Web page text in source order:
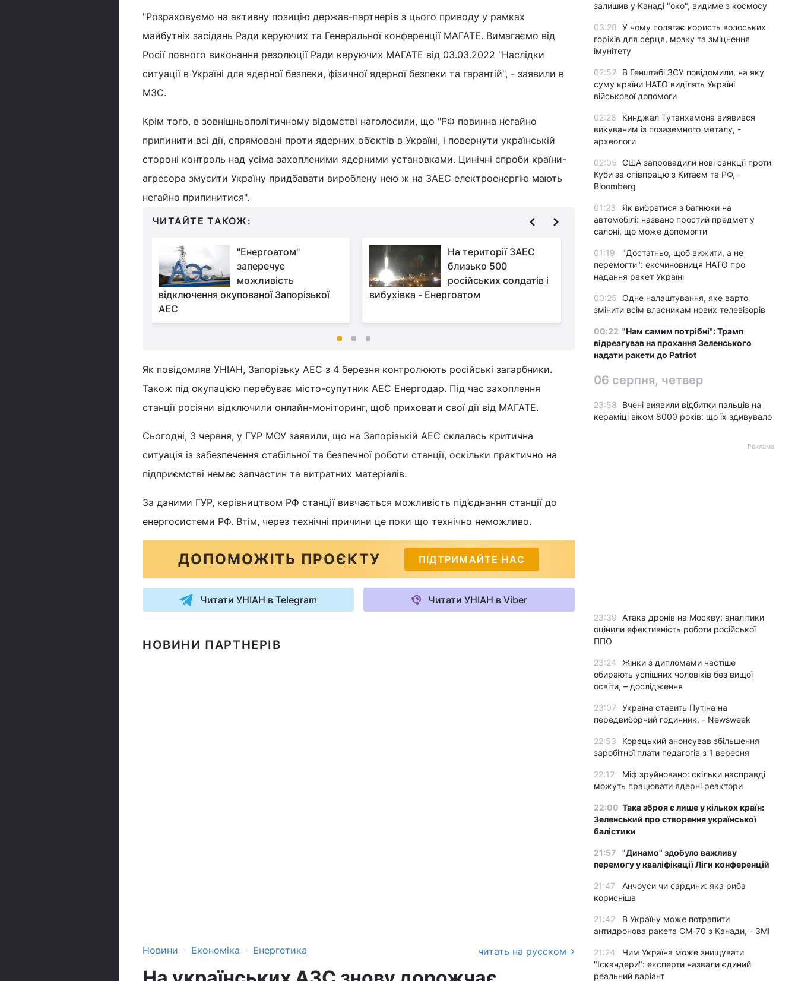
"Розраховуємо на активну позицію держав-партнерів з цього приводу у рамках
майбутніх засідань Ради керуючих та Генеральної конференції МАГАТЕ. Вимагаємо від
Росії повного виконання резолюції Ради керуючих МАГАТЕ від 03.03.2022 "Наслідки
ситуації в Україні для ядерної безпеки, фізичної ядерної безпеки та гарантій", - заявили в
МЗС.
Крім того, в зовнішньополітичному відомстві наголосили, що "РФ повинна негайно
припинити всі дії, спрямовані проти ядерних об’єктів в Україні, і повернути українській
стороні контроль над усіма захопленими ядерними установками. Цинічні спроби країни-
агресора змусити Україну придбавати вироблену нею ж на ЗАЕС електроенергію мають
негайно припинитися".
ЧИТАЙТЕ ТАКОЖ:
"Енергоатом"
заперечує
можливість
відключення окупованої Запорізької
АЕС
На території ЗАЕС
близько 500
російських солдатів і
вибухівка - Енергоатом
В РНБО спростували
російський фейк про
створення Україною
"ядерної бомби" на ЗАЕС
Як повідомляв УНІАН, Запорізьку АЕС з 4 березня контролюють російські загарбники.
Також під окупацією перебуває місто-супутник АЕС Енергодар. Під час захоплення
станції росіяни відключили онлайн-моніторинг, щоб приховати свої дії від МАГАТЕ.
Сьогодні, 3 червня, у ГУР МОУ заявили, що на Запорізькій АЕС склалась критична
ситуація із забезпечення стабільної та безпечної роботи станції, оскільки практично на
підприємстві немає запчастин та витратних матеріалів.
За даними ГУР, керівництвом РФ станції вивчається можливість під’єднання станції до
енергосистеми РФ. Втім, через технічні причини це поки що технічно неможливо.
ДОПОМОЖІТЬ ПРОЄКТУ ПІДТРИМАЙТЕ НАС
Читати УНІАН в Telegram Читати УНІАН в Viber
НОВИНИ ПАРТНЕРІВ
Новини › Економіка › Енергетика читать на русском
залишив у Канаді "око", видиме з космосу
03:28 У чому полягає користь волоських
горіхів для серця, мозку та зміцнення
імунітету
02:52
В Генштабі ЗСУ повідомили, на яку
суму країни НАТО виділять Україні
військової допомоги
02:26
Кинджал Тутанхамона виявився
викуваним із позаземного металу, -
археологи
02:05 США запровадили нові санкції проти
Куби за співпрацю з Китаєм та РФ, -
Bloomberg
01:23
Як вибратися з багнюки на
автомобілі: названо простий предмет у
салоні, що може допомогти
01:19
"Достатньо, щоб вижити, а не
перемогти": ексчиновниця НАТО про
надання ракет Україні
00:25 Одне налаштування, яке варто
змінити всім власникам нових телевізорів
00:22 "Нам самим потрібні": Трамп
відреагував на прохання Зеленського
надати ракети до Patriot
06 серпня, четвер
23:58
Вчені виявили відбитки пальців на
кераміці віком 8000 років: що їх здивувало
Реклама
23:39
Атака дронів на Москву: аналітики
оцінили ефективність роботи російської
ППО
23:24
Жінки з дипломами частіше
обирають успішних чоловіків без вищої
освіти, – дослідження
23:07
Україна ставить Путіна на
передвиборчий годинник, - Newsweek
22:53
Корецький анонсував збільшення
заробітної плати педагогів з 1 вересня
22:12
Міф зруйновано: скільки насправді
можуть працювати ядерні реактори
22:00 Така зброя є лише у кількох країн:
Зеленський про створення української
балістики
21:57
"Динамо" здобуло важливу
перемогу у кваліфікації Ліги конференцій
21:47
Анчоуси чи сардини: яка риба
корисніша
21:42
В Україну може потрапити
антидронова ракета CM-70 з Канади, - ЗМІ
21:24
Чим Україна може знищувати
"Іскандери": експерти назвали єдиний
реальний варіант